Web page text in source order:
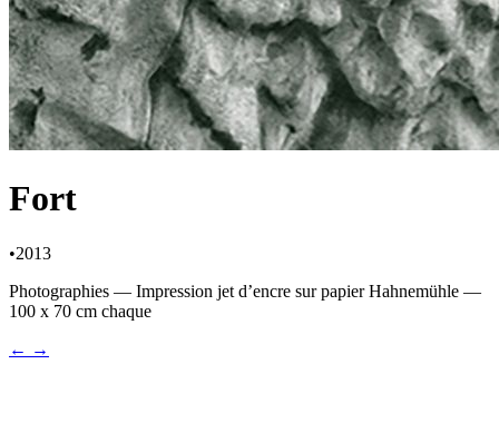
Fort
•2013
Photographies — Impression jet d’encre sur papier Hahnemühle —
100 x 70 cm chaque
← →